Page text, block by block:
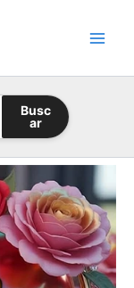
Busc
ar